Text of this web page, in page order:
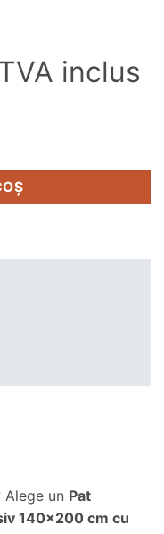
inclus
masiv 140x200 cm
un Pat
140×200 cm cu